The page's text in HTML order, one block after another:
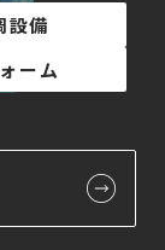
設備
ーム